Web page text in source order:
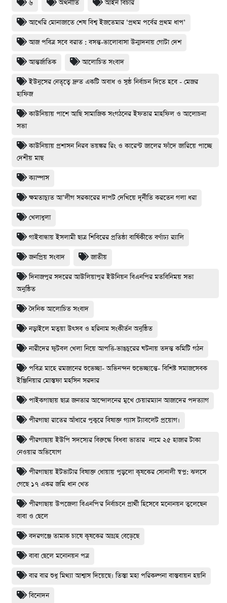
৬ অর্থনীতি আইন বিচার
আখেরি মোনাজাতে শেষ বিশ্ব ইজতেমার ‘প্রথম পর্বের প্রথম ধাপ’
আজ পবিত্র সবে বরাত : বসন্ত-ভালোবাসা উন্মাদনায় গোটা দেশ
আন্তর্জাতিক আলোচিত সংবাদ
ইউনুসের নেতৃত্বে দ্রুত একটি অবাধ ও সুষ্ঠ নির্বাচন দিতে হবে - মেজর
হাফিজ
কাউনিয়ায় পাশে আছি সামাজিক সংগঠনের ইফতার মাহফিল ও আলোচনা
সভা
কাউনিয়ায় প্রশাসন নিরব ভয়ঙ্কর রিং ও কারেন্ট জালের ফাঁদে জারিয়ে পাচ্ছে
দেশীয় মাছ
ক্যাম্পাস
ক্ষমতাচ্যুত আ’লীগ সরকারের দাপট দেখিয়ে দূর্নীতি করতেন গলা ধরা
খেলাধুলা
গাইবান্ধায় ইসলামী ছাত্র শিবিরের প্রতিষ্ঠা বার্ষিকীতে বর্ণাঢ্য র‌্যালি
জনপ্রিয় সংবাদ জাতীয়
দিনাজপুর সদরের আউলিয়াপুর ইউনিয়ন বিএনপির মতবিনিময় সভা
অনুষ্ঠিত
দৈনিক আলোচিত সংবাদ
নড়াইলে মতুয়া উৎসব ও হরিনাম সংকীর্তন অনুষ্ঠিত
নারীদের ফুটবল খেলা নিয়ে আপত্তি-ভাঙচুরের ঘটনায় তদন্ত কমিটি গঠন
পবিত্র মাহে রমজানের শুভেচ্ছা- অভিনন্দন শুভেচ্ছান্তে- বিশিষ্ট সমাজসেবক
ইঞ্জিনিয়ার মোস্তফা মহসিন সরদার
পাইকগাছায় ছাত্র জনতার আন্দোলনের মুখে চেয়ারম্যান আজাদের পদত্যাগ
পীরগাছা রাতের আঁধারে পুকুরে বিষাক্ত গ্যাস ট্যাবলেট প্রয়োগ।
পীরগাছায় ইউপি সদস্যের বিরুদ্ধে বিধবা ভাতার নামে ২৫ হাজার টাকা
নেওয়ার অভিযোগ
পীরগাছায় ইটভাটার বিষাক্ত ধোয়ায় পুড়লো কৃষকের সোনালী স্বপ্ন: ঝলসে
গেছে ১৭ একর জমি ধান খেত
পীরগাছায় উপজেলা বিএনপি'র নির্বাচনে প্রার্থী হিসেবে মনোনয়ন তুলেছেন
বাবা ও ছেলে
বদরগঞ্জে তামাক চাষে কৃষকের আগ্রহ বেড়েছে
বাবা ছেলে মনোনয়ন পত্র
বার বার শুধু মিথ্যা আশ্বাস দিয়েছে। তিস্তা মহা পরিকল্পনা বাস্তবায়ন হয়নি
বিনোদন